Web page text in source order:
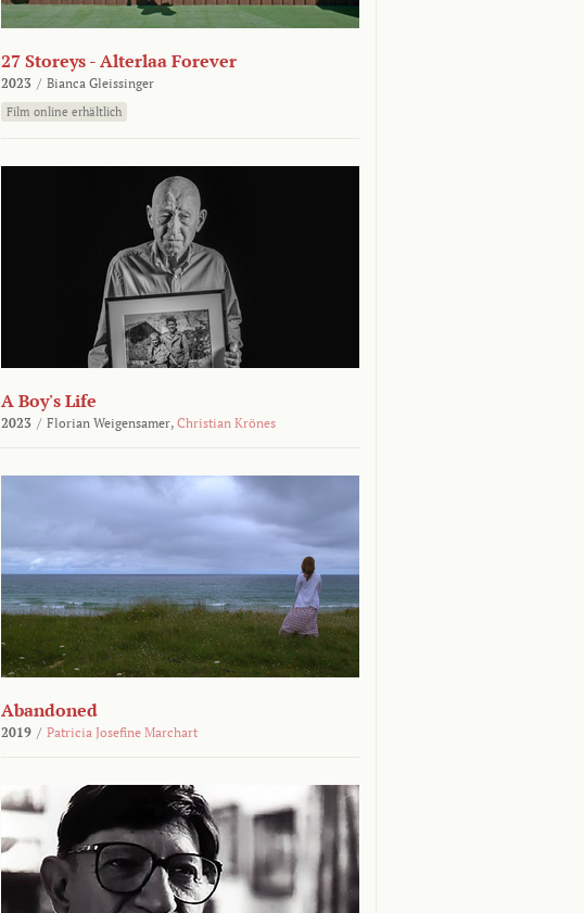
27 Storeys - Alterlaa Forever
2023 / Bianca Gleissinger
Film online erhältlich
A Boy's Life
2023 / Florian Weigensamer, Christian Krönes
Abandoned
2019 / Patricia Josefine Marchart